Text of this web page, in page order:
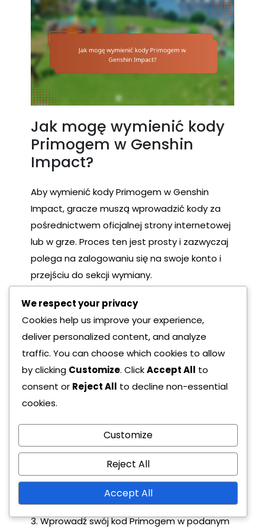
Jak mogę wymienić kody
Primogem w Genshin
Impact?
Aby wymienić kody Primogem w Genshin
Impact, gracze muszą wprowadzić kody za
pośrednictwem oficjalnej strony internetowej
lub w grze. Proces ten jest prosty i zazwyczaj
polega na zalogowaniu się na swoje konto i
przejściu do sekcji wymiany.
Przewodnik krok po kroku
dotyczący wymiany kodów
1. Odwiedź oficjalną stronę Genshin Impact i
zaloguj się na swoje konto. Upewnij się, że
używasz właściwego konta platformy
powiązanego z grą.
2. Przejdź do sekcji “Wymień kod”, która często
znajduje się w obszarze zarządzania kontem.
Ta sekcja może się nieco różnić w zależności
od tego, czy korzystasz z PC, urządzenia
mobilnego czy konsoli.
3. Wprowadź swój kod Primogem w podanym
We respect your privacy
Cookies help us improve your experience,
deliver personalized content, and analyze
traffic. You can choose which cookies to allow
by clicking Customize. ClickAccept All to
consent or Reject All to decline non-essential
cookies.
Customize
Reject All
Accept All